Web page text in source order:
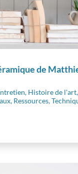
de
, Histoire de l'art,
, Ressources,